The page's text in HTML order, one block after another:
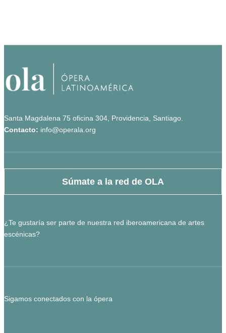
Santa Magdalena 75 oficina 304, Providencia, Santiago.
Contacto: info@operala.org
Súmate a la red de OLA
¿Te gustaría ser parte de nuestra red iberoamericana de artes
escénicas?
Sigamos conectados con la ópera